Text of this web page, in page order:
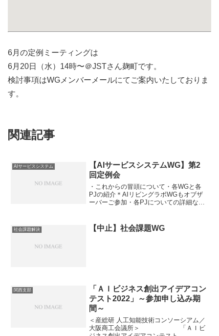
6月の定例ミーティングは
6月20日（水）14時〜＠JSTさん麹町です。
検討事項はWGメンバーメールにてご案内いたしておりま
す。
関連記事
AIサービスシステム
【AIサービスシステムWG】第2
回定例会
・これからの冒頭について・各WGと各
PJの紹介＊AIリビングラボWGもオブザ
ーバーご参加・各PJについての詳細な現
個別PJ部屋も検討
社会課題解決 【中止】社会課題WG
関西支部
「ＡＩビジネス創出アイデアコン
テスト2022」～参加申し込み期
間～
＜産総研 人工知能技術コンソーシアム／
大阪商工会議所＞ 「ＡＩビ